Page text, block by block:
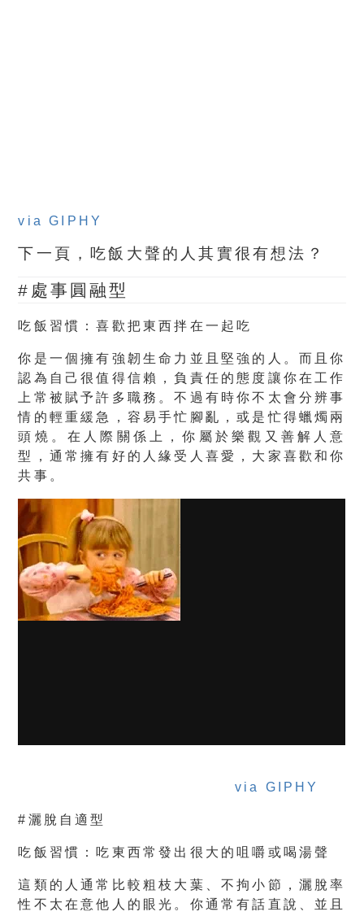
via GIPHY
下一頁，吃飯大聲的人其實很有想法？
#處事圓融型
吃飯習慣：喜歡把東西拌在一起吃
你是一個擁有強韌生命力並且堅強的人。而且你
認為自己很值得信賴，負責任的態度讓你在工作
上常被賦予許多職務。不過有時你不太會分辨事
情的輕重緩急，容易手忙腳亂，或是忙得蠟燭兩
頭燒。在人際關係上，你屬於樂觀又善解人意
型，通常擁有好的人緣受人喜愛，大家喜歡和你
共事。
via GIPHY
#灑脫自適型
吃飯習慣：吃東西常發出很大的咀嚼或喝湯聲
這類的人通常比較粗枝大葉、不拘小節，灑脫率
性不太在意他人的眼光。你通常有話直說、並且